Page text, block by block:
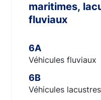
maritimes,
fluviaux
6A
Véhicules fluviaux
6B
Véhicules lacustres